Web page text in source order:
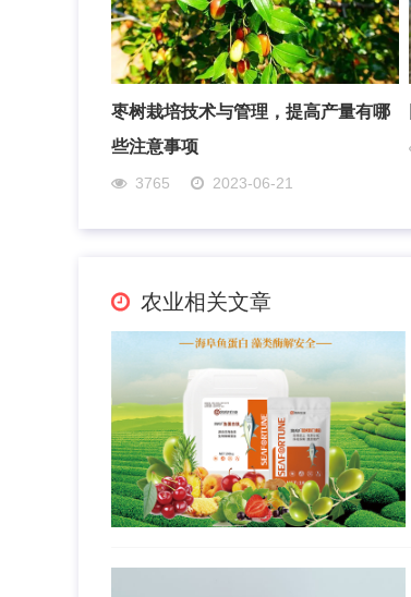
枣树栽培技术与管理，提高产量有哪
些注意事项
3765 2023-06-21
农业相关文章